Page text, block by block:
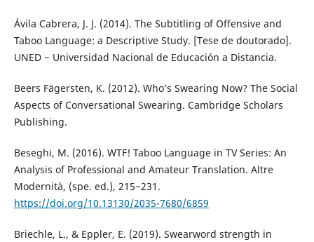
Ávila Cabrera, J. J. (2014). The Subtitling of Offensive and
Taboo Language: a Descriptive Study. [Tese de doutorado].
UNED − Universidad Nacional de Educación a Distancia.
Beers Fägersten, K. (2012). Who’s Swearing Now? The Social
Aspects of Conversational Swearing. Cambridge Scholars
Publishing.
Beseghi, M. (2016). WTF! Taboo Language in TV Series: An
Analysis of Professional and Amateur Translation. Altre
Modernità, (spe. ed.), 215−231.
https://doi.org/10.13130/2035-7680/6859
Briechle, L., & Eppler, E. (2019). Swearword strength in